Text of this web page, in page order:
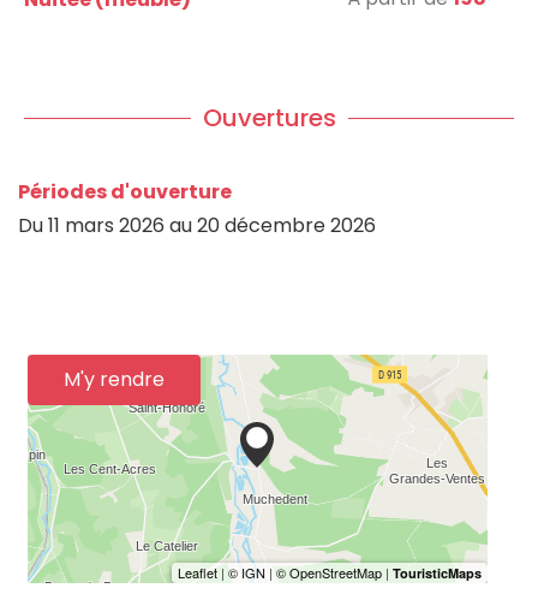
Ouvertures
Périodes d'ouverture
Du11 mars 2026 au20 décembre 2026
M'y rendre